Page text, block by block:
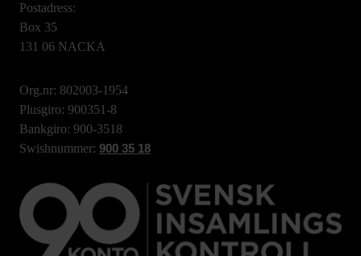
Postadress:
Box 35
131 06 NACKA
Org.nr: 802003-1954
Plusgiro: 900351-8
Bankgiro: 900-3518
Swishnummer: 900 35 18